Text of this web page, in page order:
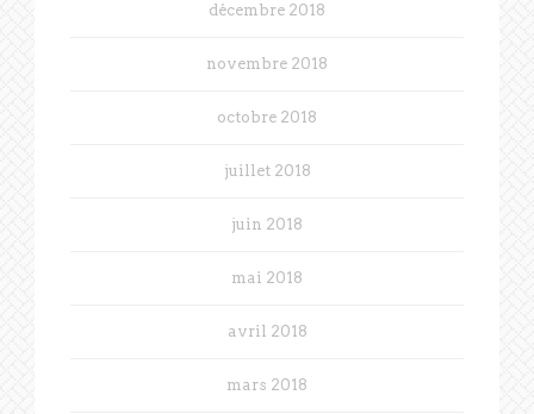
décembre 2018
novembre 2018
octobre 2018
juillet 2018
juin 2018
mai 2018
avril 2018
mars 2018